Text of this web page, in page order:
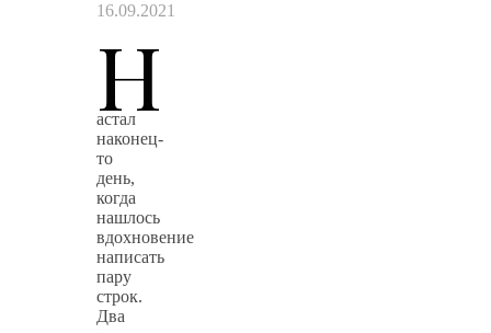
16.09.2021
Н
астал
наконец-
то
день,
когда
нашлось
вдохновение
написать
пару
строк.
Два